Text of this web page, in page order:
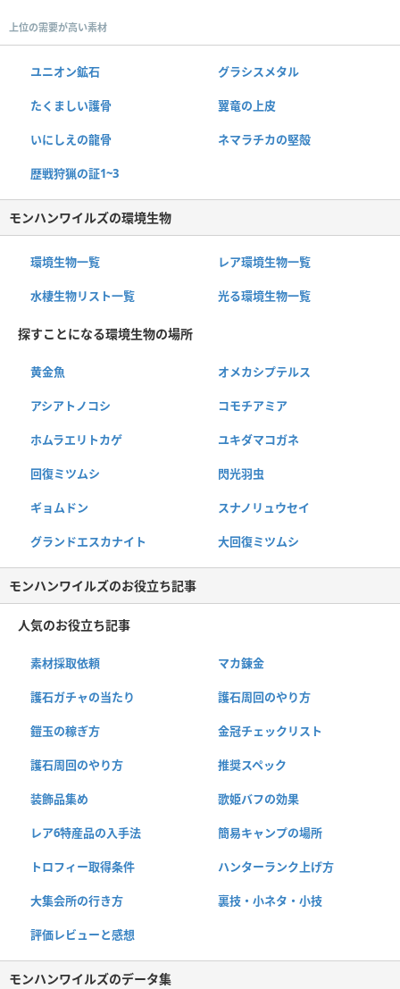
上位の需要が高い素材
ユニオン鉱石 グラシスメタル
たくましい護骨 翼竜の上皮
いにしえの龍骨 ネマラチカの堅殻
歴戦狩猟の証1~3
モンハンワイルズの環境生物
環境生物一覧 レア環境生物一覧
水棲生物リスト一覧 光る環境生物一覧
探すことになる環境生物の場所
黄金魚 オメカシプテルス
アシアトノコシ コモチアミア
ホムラエリトカゲ ユキダマコガネ
回復ミツムシ 閃光羽虫
ギョムドン スナノリュウセイ
グランドエスカナイト 大回復ミツムシ
モンハンワイルズのお役立ち記事
人気のお役立ち記事
素材採取依頼 マカ錬金
護石ガチャの当たり 護石周回のやり方
鎧玉の稼ぎ方 金冠チェックリスト
護石周回のやり方 推奨スペック
装飾品集め 歌姫バフの効果
レア6特産品の入手法 簡易キャンプの場所
トロフィー取得条件 ハンターランク上げ方
大集会所の行き方 裏技・小ネタ・小技
評価レビューと感想
モンハンワイルズのデータ集